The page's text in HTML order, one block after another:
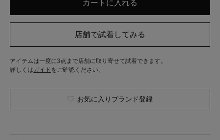
アイテムは一度に3点まで店舗に取り寄せて試着できます。
詳しくはガイド をご確認ください。
お気に入りブランド登録